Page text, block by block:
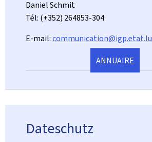
Daniel Schmit
Tél: (+352) 264853-304
E-mail:communication@igp.etat.lu
ANNUAIRE
Dateschutz